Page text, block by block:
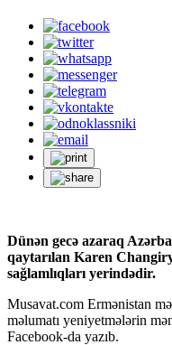
Dünən gecə azaraq
qaytarılan Karen
sağlamlıqları yerindədir.
Musavat.com Ermənistan
məlumatı yeniyetmələrin
Facebook-da yazıb.